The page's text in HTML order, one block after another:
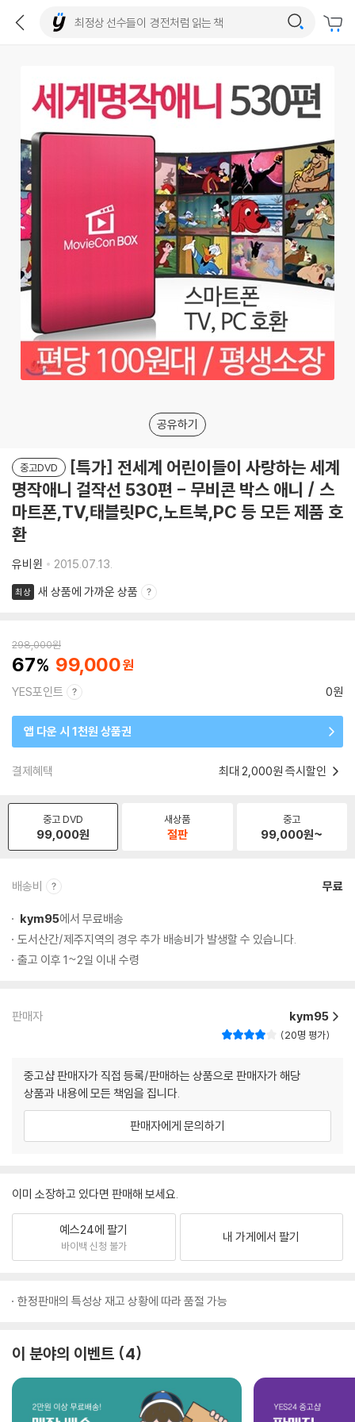
공유하기
중고DVD
[특가] 전세계 어린이들이 사랑하는 세계
명작애니 걸작선 530편 - 무비콘 박스 애니 / 스
마트폰,TV,태블릿PC,노트북,PC 등 모든 제품 호
환
유비윈 2015.07.13.
최상 새 상품에 가까운 상품
298,000원
67 99,000
YES포인트 0원
앱 다운 시 1천원 상품권
결제혜택 최대 2,000원 즉시할인
중고 DVD
99,000원
새상품
절판
중고
99,000원~
배송비 무료
kym95에서 무료배송
도서산간/제주지역의 경우 추가 배송비가 발생할 수 있습니다.
출고 이후 1~2일 이내 수령
판매자 kym95
20명 평가
중고샵 판매자가 직접 등록/판매하는 상품으로 판매자가 해당
상품과 내용에 모든 책임을 집니다.
판매자에게 문의하기
이미 소장하고 있다면 판매해 보세요.
예스24에 팔기
바이백 신청 불가
내 가게에서 팔기
한정판매의 특성상 재고 상황에 따라 품절 가능
이 분야의 이벤트 4